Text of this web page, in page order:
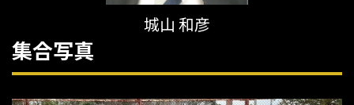
城山 和彦
集合写真